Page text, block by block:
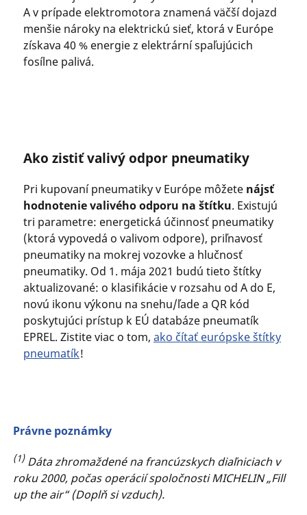
A v prípade elektromotora znamená väčší dojazd
menšie nároky na elektrickú sieť, ktorá v Európe
získava 40 % energie z elektrární spaľujúcich
fosílne palivá.
Ako zistiť valivý odpor pneumatiky
Pri kupovaní pneumatiky v Európe môžete nájsť
hodnotenie valivého odporu na štítku. Existujú
tri parametre: energetická účinnosť pneumatiky
(ktorá vypovedá o valivom odpore), priľnavosť
pneumatiky na mokrej vozovke a hlučnosť
pneumatiky. Od 1. mája 2021 budú tieto štítky
aktualizované: o klasifikácie v rozsahu od A do E,
novú ikonu výkonu na snehu/ľade a QR kód
poskytujúci prístup k EÚ databáze pneumatík
EPREL. Zistite viac o tom, ako čítať európske štítky
pneumatík!
Právne poznámky
(1)Dáta zhromaždené na francúzskych diaľniciach v
roku 2000, počas operácií spoločnosti MICHELIN „Fill
up the air“ (Doplň si vzduch).